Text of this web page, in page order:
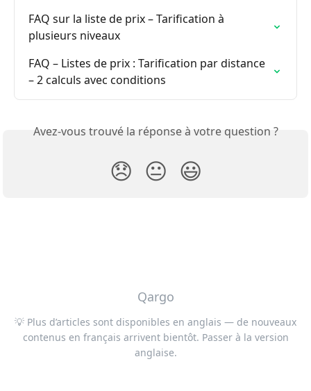
FAQ sur la liste de prix – Tarification à
plusieurs niveaux
FAQ – Listes de prix : Tarification par distance
– 2 calculs avec conditions
Avez-vous trouvé la réponse à votre question ?
😞 😐 😃
Qargo
💡 Plus d’articles sont disponibles en anglais — de nouveaux
contenus en français arrivent bientôt. Passer à la version
anglaise.